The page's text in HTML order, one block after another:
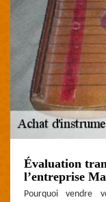
Évaluation
l’entreprise
Pourquoi vendre